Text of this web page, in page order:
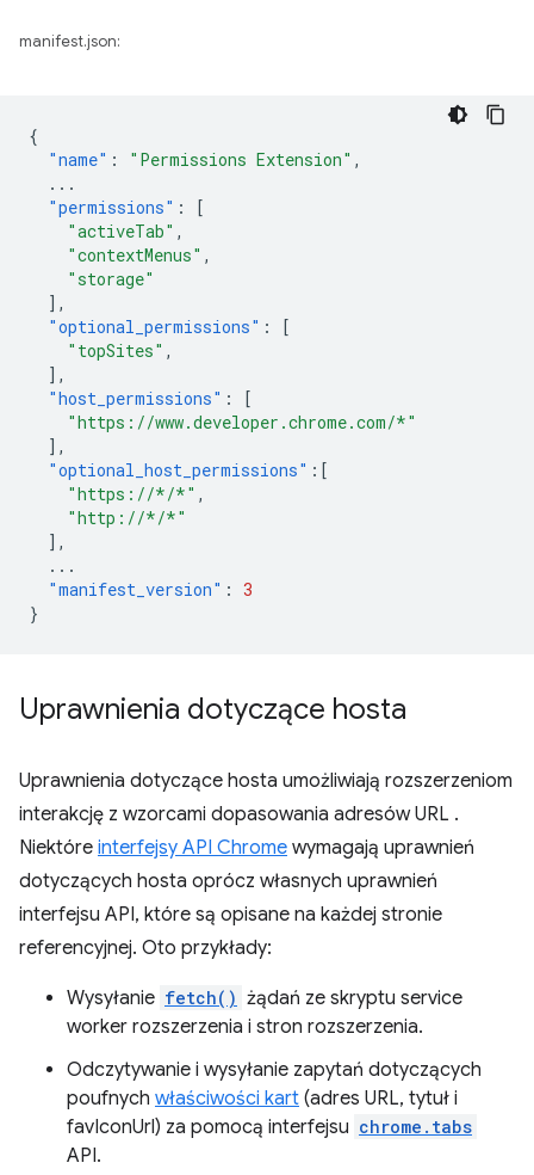
manifest.json:
{
"name" : "Permissions Extension" ,
...
"permissions" :
[
"activeTab" ,
"contextMenus" ,
"storage"
],
"optional_permissions" :
[
"topSites" ,
],
"host_permissions" :
[
"https://www.developer.chrome.com/*"
],
"optional_host_permissions" :[
"https://*/*" ,
"http://*/*"
],
...
"manifest_version" : 3
}
Uprawnienia dotyczące hosta
Uprawnienia dotyczące hosta umożliwiają rozszerzeniom
interakcję z wzorcami dopasowania adresów URL .
Niektóre interfejsy API Chrome wymagają uprawnień
dotyczących hosta oprócz własnych uprawnień
interfejsu API, które są opisane na każdej stronie
referencyjnej. Oto przykłady:
Wysyłanie fetch() żądań ze skryptu service
worker rozszerzenia i stron rozszerzenia.
Odczytywanie i wysyłanie zapytań dotyczących
poufnych właściwości kart (adres URL, tytuł i
favIconUrl) za pomocą interfejsu chrome.tabs
API.